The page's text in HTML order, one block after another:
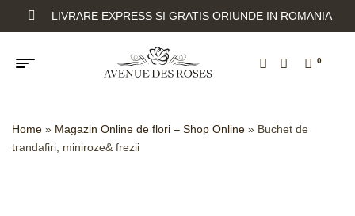
LIVRARE EXPRESS SI GRATIS ORIUNDE IN ROMANIA
0
Home » Magazin Online de flori – Shop Online » Buchet de
trandafiri, miniroze& frezii